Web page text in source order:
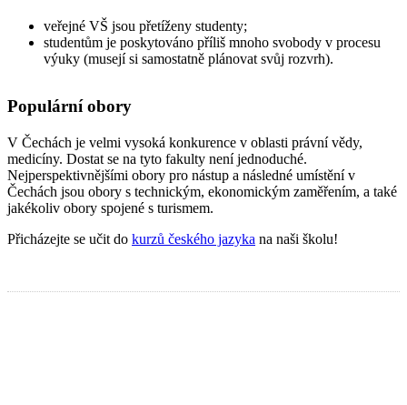
veřejné VŠ jsou přetíženy studenty;
studentům je poskytováno příliš mnoho svobody v procesu
výuky (musejí si samostatně plánovat svůj rozvrh).
Populární obory
V Čechách je velmi vysoká konkurence v oblasti právní vědy,
medicíny. Dostat se na tyto fakulty není jednoduché.
Nejperspektivnějšími obory pro nástup a následné umístění v
Čechách jsou obory s technickým, ekonomickým zaměřením, a také
jakékoliv obory spojené s turismem.
Přicházejte se učit do kurzů českého jazyka na naši školu!